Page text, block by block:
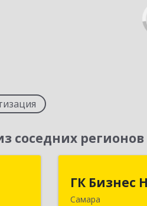
соседних регионов
г,
ГК Бизнес
Самара443080,